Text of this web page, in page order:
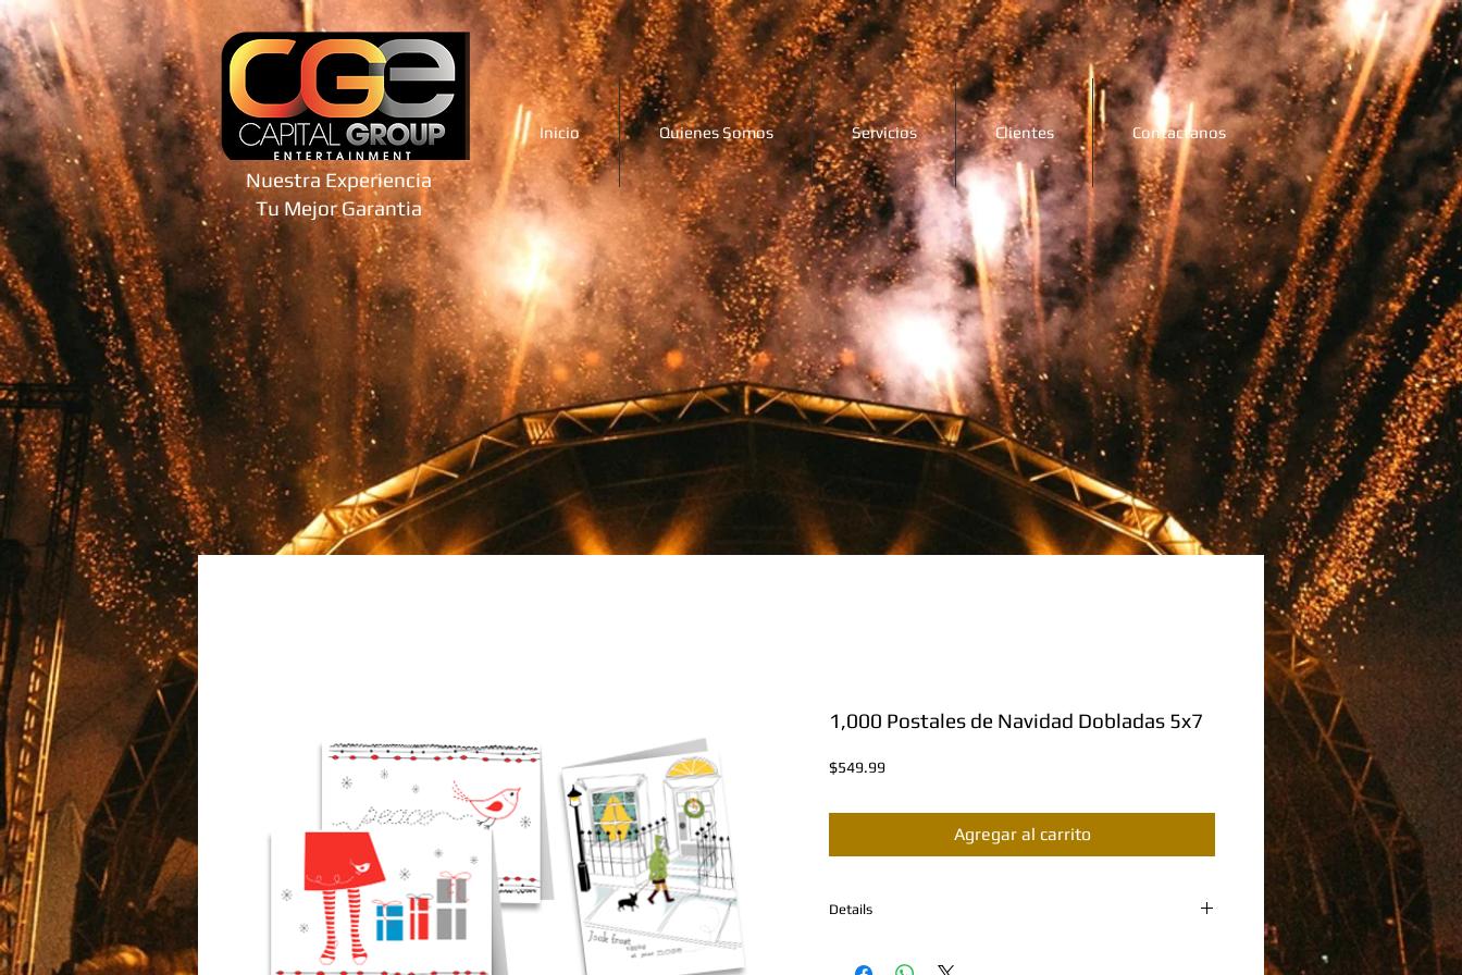
Nuestra Experiencia
Tu Mejor Garantia
Inicio Quienes Somos Servicios Clientes Contactanos
1,000 Postales de Navidad Dobladas 5x7
$549.99Precio
Agregar al carrito
Details